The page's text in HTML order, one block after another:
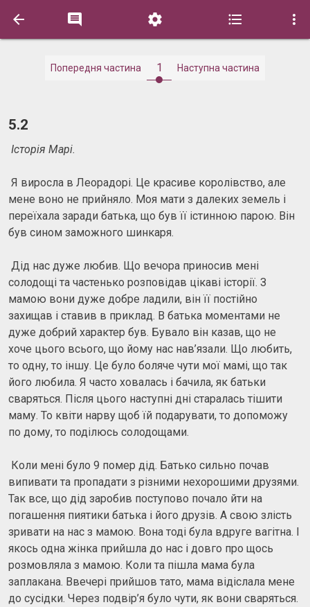
    
Попередня частина 1 Наступна частина
5.2
Історія Марі.
Я виросла в Леорадорі. Це красиве королівство, але
мене воно не прийняло. Моя мати з далеких земель і
переїхала заради батька, що був її істинною парою. Він
був сином заможного шинкаря.
Дід нас дуже любив. Що вечора приносив мені
солодощі та частенько розповідав цікаві історії. З
мамою вони дуже добре ладили, він її постійно
захищав і ставив в приклад. В батька моментами не
дуже добрий характер був. Бувало він казав, що не
хоче цього всього, що йому нас нав’язали. Що любить,
то одну, то іншу. Це було боляче чути мої мамі, що так
його любила. Я часто ховалась і бачила, як батьки
сваряться. Після цього наступні дні старалась тішити
маму. То квіти нарву щоб їй подарувати, то допоможу
по дому, то поділюсь солодощами.
Коли мені було 9 помер дід. Батько сильно почав
випивати та пропадати з різними нехорошими друзями.
Так все, що дід заробив поступово почало йти на
погашення пиятики батька і його друзів. А свою злість
зривати на нас з мамою. Вона тоді була вдруге вагітна. І
якось одна жінка прийшла до нас і довго про щось
розмовляла з мамою. Коли та пішла мама була
заплакана. Ввечері прийшов тато, мама відіслала мене
до сусідки. Через подвір’я було чути, як вони сваряться.